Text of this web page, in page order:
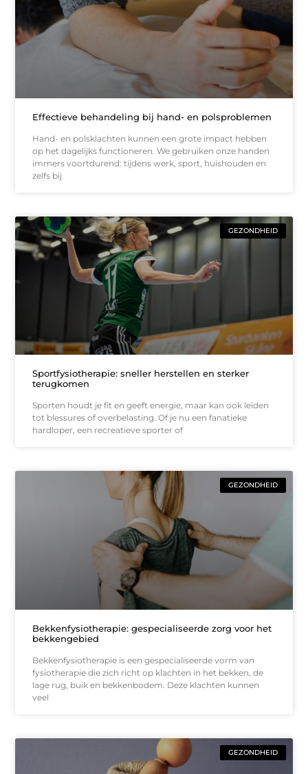
Effectieve behandeling bij hand- en polsproblemen
Hand- en polsklachten kunnen een grote impact hebben
op het dagelijks functioneren. We gebruiken onze handen
immers voortdurend: tijdens werk, sport, huishouden en
zelfs bij
GEZONDHEID
Sportfysiotherapie: sneller herstellen en sterker
terugkomen
Sporten houdt je fit en geeft energie, maar kan ook leiden
tot blessures of overbelasting. Of je nu een fanatieke
hardloper, een recreatieve sporter of
GEZONDHEID
Bekkenfysiotherapie: gespecialiseerde zorg voor het
bekkengebied
Bekkenfysiotherapie is een gespecialiseerde vorm van
fysiotherapie die zich richt op klachten in het bekken, de
lage rug, buik en bekkenbodem. Deze klachten kunnen
veel
GEZONDHEID